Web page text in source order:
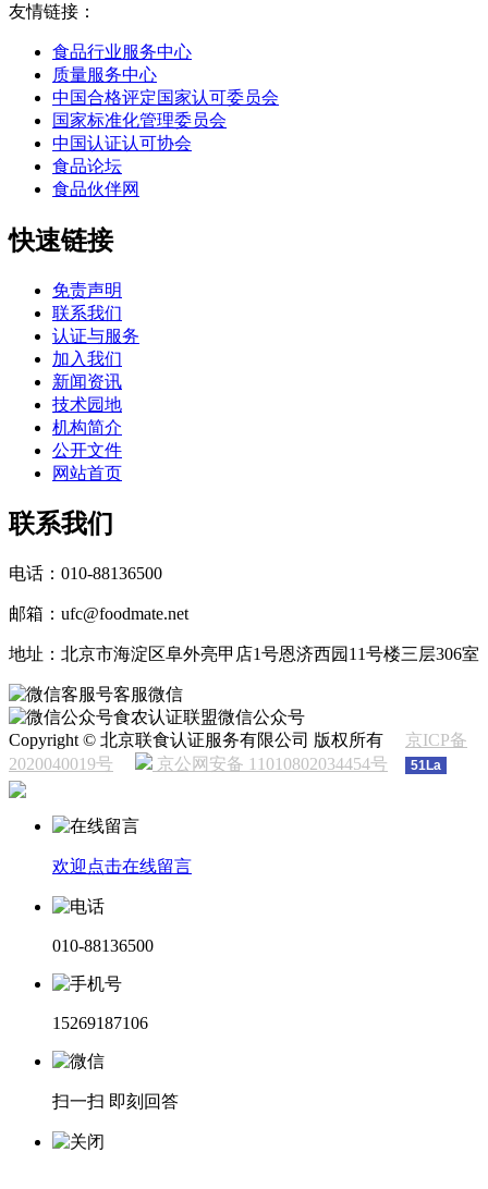
友情链接：
食品行业服务中心
质量服务中心
中国合格评定国家认可委员会
国家标准化管理委员会
中国认证认可协会
食品论坛
食品伙伴网
快速链接
免责声明
联系我们
认证与服务
加入我们
新闻资讯
技术园地
机构简介
公开文件
网站首页
联系我们
电话：010-88136500
邮箱：ufc@foodmate.net
地址：北京市海淀区阜外亮甲店1号恩济西园11号楼三层306室
客服微信
食农认证联盟微信公众号
Copyright © 北京联食认证服务有限公司 版权所有
京ICP备
2020040019号
京公网安备 11010802034454号 51La
欢迎点击在线留言
010-88136500
15269187106
扫一扫 即刻回答